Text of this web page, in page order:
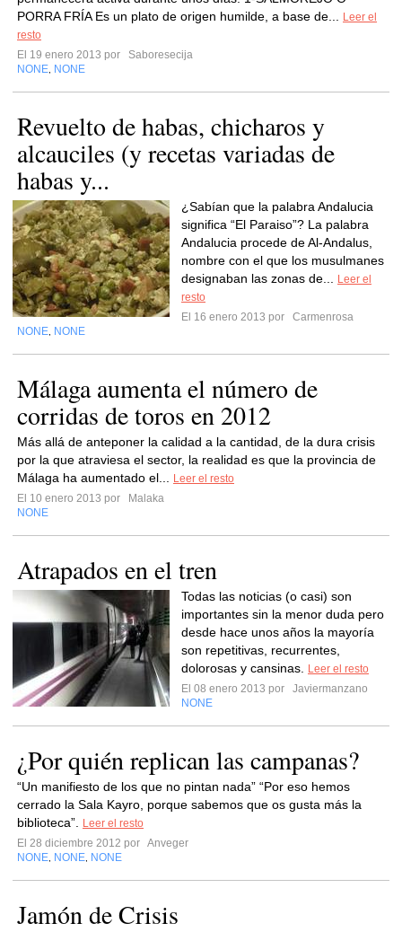
PORRA FRÍA Es un plato de origen humilde, a base de...
Leer el
resto
El 19 enero 2013 por
Saboresecija
NONE NONE
Revuelto de habas, chicharos y
alcauciles (y recetas variadas de
habas y...
¿Sabían que la palabra Andalucia
significa “El Paraiso”? La palabra
Andalucia procede de Al-Andalus,
nombre con el que los musulmanes
designaban las zonas de...
Leer el
resto
El 16 enero 2013 por
Carmenrosa
NONE NONE
Málaga aumenta el número de
corridas de toros en 2012
Más allá de anteponer la calidad a la cantidad, de la dura crisis
por la que atraviesa el sector, la realidad es que la provincia de
Málaga ha aumentado el...
Leer el resto
El 10 enero 2013 por
Malaka
NONE
Atrapados en el tren
Todas las noticias (o casi) son
importantes sin la menor duda pero
desde hace unos años la mayoría
son repetitivas, recurrentes,
dolorosas y cansinas.
Leer el resto
El 08 enero 2013 por
Javiermanzano
NONE
¿Por quién replican las campanas?
“Un manifiesto de los que no pintan nada” “Por eso hemos
cerrado la Sala Kayro, porque sabemos que os gusta más la
biblioteca”.
Leer el resto
El 28 diciembre 2012 por Anveger
NONE NONE NONE
Jamón de Crisis